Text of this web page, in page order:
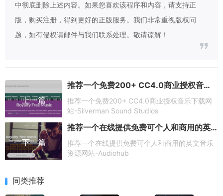
中彻底删除上述内容。如果您喜欢该程序和内容，请支持正
版，购买注册，得到更好的正版服务。我们非常重视版权问
题，如有侵权请邮件与我们联系处理。敬请谅解！
上一篇
推荐一个免费200+ CC4.0商业授权音乐下载网站-Silverman Sound Studios
推荐一个免费200+ CC4.0商业授权音乐下载网
站-Silverman Sound Studios
下一篇
推荐一个在线提供免费可个人和商用的英文音乐资源网站-Audiohub
推荐一个在线提供免费可个人和商用的英文音乐
资源网站-Audiohub
同类推荐